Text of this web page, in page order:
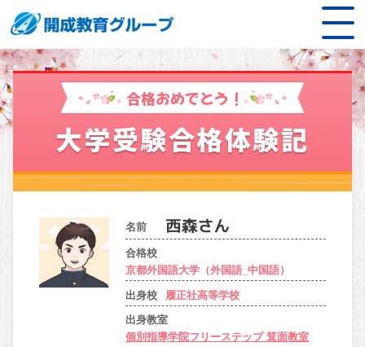
合格おめでとう！
大学受験合格体験記
名前
合格校
京都外国語大学（外国語_中国語）
出身校 履正社高等学校
出身教室
個別指導学院フリーステップ 箕面教室